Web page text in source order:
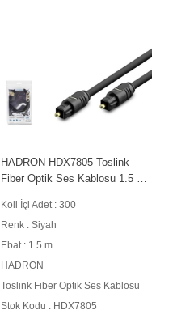
HADRON HDX7805 Toslink
Fiber Optik Ses Kablosu 1.5 m
Koli İçi Adet : 300
Renk : Siyah
Ebat : 1.5 m
HADRON
Toslink Fiber Optik Ses Kablosu
Stok Kodu : HDX7805